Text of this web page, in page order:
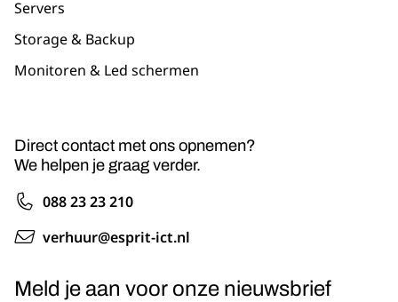
Servers
Storage & Backup
Monitoren & Led schermen
Direct contact met ons opnemen?
We helpen je graag verder.
088 23 23 210
verhuur@esprit-ict.nl
Meld je aan voor onze nieuwsbrief